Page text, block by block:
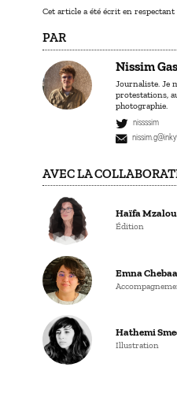
Cet article a été écrit en
PAR
Nissim
Journaliste. Je
protestations,
photographie.
nissssim
AVEC LA
Haïfa
Édition
Emna
Hathemi
Illustration